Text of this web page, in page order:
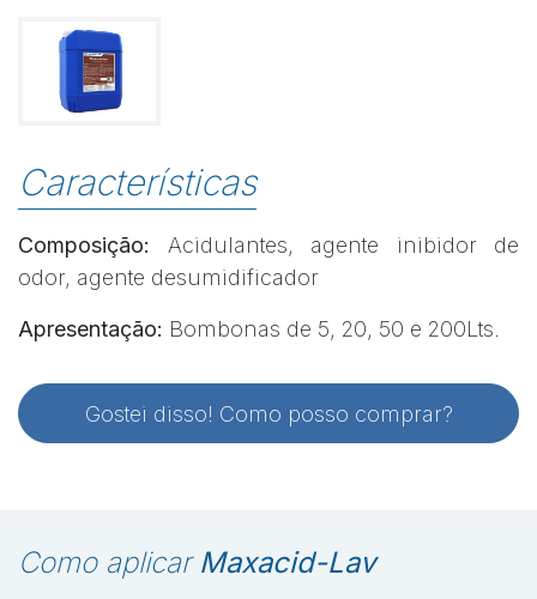
Características
Composição: Acidulantes, agente inibidor de
odor, agente desumidificador
Apresentação: Bombonas de 5, 20, 50 e 200Lts.
Gostei disso! Como posso comprar?
Como aplicar Maxacid-Lav